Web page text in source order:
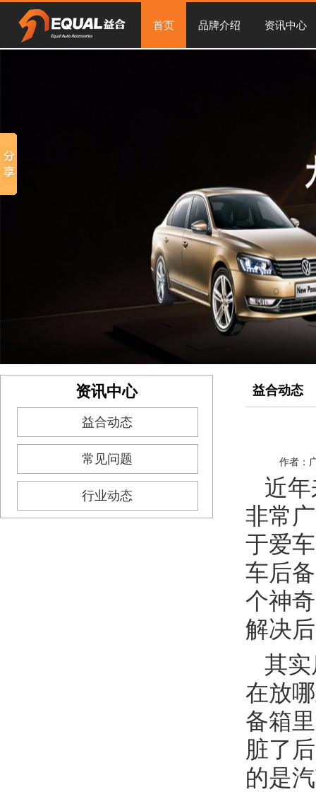
首页 品牌介绍 资讯中心
资讯中心
益合动态
常见问题
行业动态
益合动态
作者：
近年
非常
于爱
车后
个神
解决
其实
在放
备箱
脏了
的是